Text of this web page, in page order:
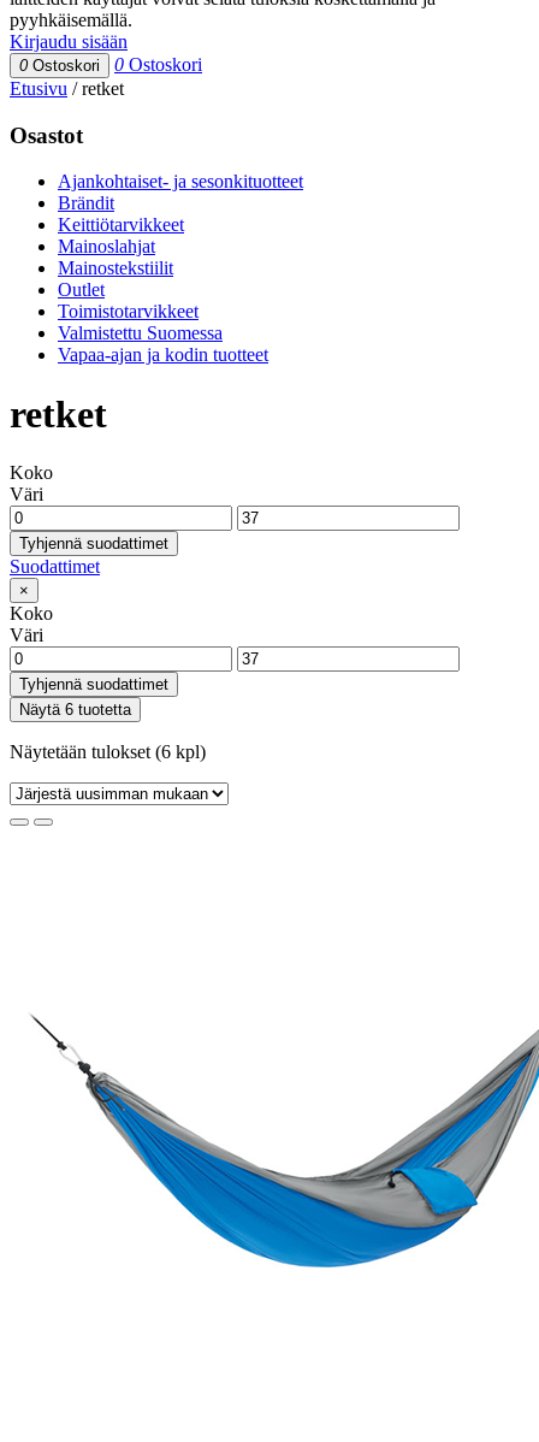
pyyhkäisemällä.
Kirjaudu sisään
0 Ostoskori 0 Ostoskori
Etusivu /retket
Osastot
Ajankohtaiset- ja sesonkituotteet
Brändit
Keittiötarvikkeet
Mainoslahjat
Mainostekstiilit
Outlet
Toimistotarvikkeet
Valmistettu Suomessa
Vapaa-ajan ja kodin tuotteet
retket
Koko
Väri
Tyhjennä suodattimet
Suodattimet
×
Koko
Väri
Tyhjennä suodattimet
Näytä 6 tuotetta
Näytetään tulokset (6 kpl)